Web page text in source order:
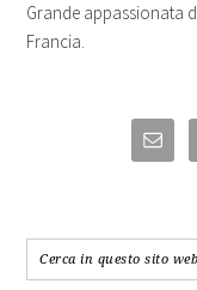
Grande appassionata
Francia.